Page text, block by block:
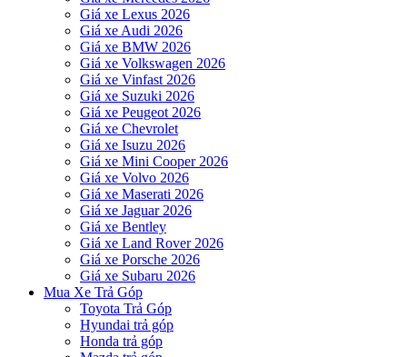
Giá xe Lexus 2026
Giá xe Audi 2026
Giá xe BMW 2026
Giá xe Volkswagen 2026
Giá xe Vinfast 2026
Giá xe Suzuki 2026
Giá xe Peugeot 2026
Giá xe Chevrolet
Giá xe Isuzu 2026
Giá xe Mini Cooper 2026
Giá xe Volvo 2026
Giá xe Maserati 2026
Giá xe Jaguar 2026
Giá xe Bentley
Giá xe Land Rover 2026
Giá xe Porsche 2026
Giá xe Subaru 2026
Mua Xe Trả Góp
Toyota Trả Góp
Hyundai trả góp
Honda trả góp